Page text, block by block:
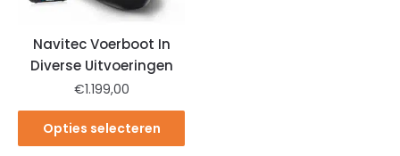
Navitec Voerboot In
Diverse Uitvoeringen
€1.199,00
Opties selecteren